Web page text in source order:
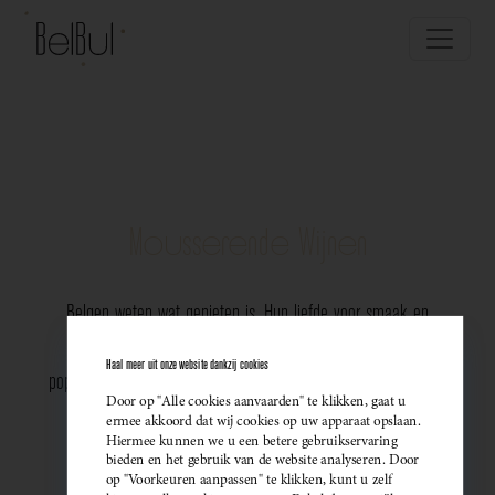
Belgen weten wat genieten is. Hun liefde voor smaak en
populariteit van Belgische mousserende wijnen. Meer dan ooit
kiezen ze bewust voor lokale bubbels — ideaal als
sprankelend aperitief of als verfijnde match bij een
gastronomisch diner. Santé!
Haal meer uit onze website dankzij cookies
Door op "Alle cookies aanvaarden" te klikken, gaat u
ermee akkoord dat wij cookies op uw apparaat opslaan.
Hiermee kunnen we u een betere gebruikservaring
bieden en het gebruik van de website analyseren. Door
op "Voorkeuren aanpassen" te klikken, kunt u zelf